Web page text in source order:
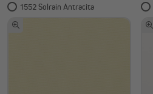
1552 Solrain Antracita